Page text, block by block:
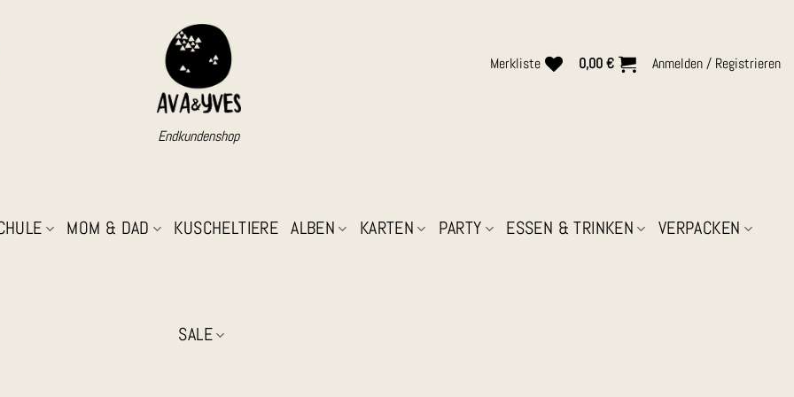
Endkundenshop
Merkliste 0,00€ Anmelden / Registrieren
MOM & DAD KUSCHELTIERE ALBEN KARTEN PARTY ESSEN & TRINKEN VERPACKEN
SALE